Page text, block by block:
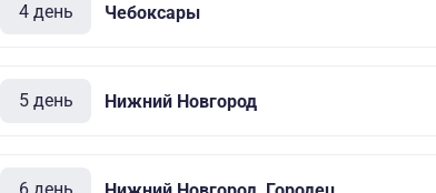
4 день Чебоксары
5 день Нижний Новгород